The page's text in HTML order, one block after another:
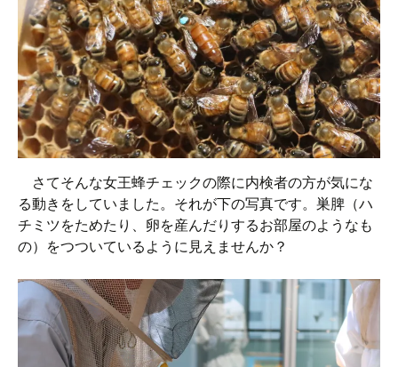
さてそんな女王蜂チェックの際に内検者の方が気にな
る動きをしていました。それが下の写真です。巣脾（ハ
チミツをためたり、卵を産んだりするお部屋のようなも
の）をつついているように見えませんか？